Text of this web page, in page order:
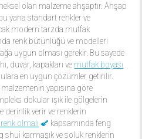
olan malzeme ahşaptır. Ahşap
yana standart renkler ve
modern tarzda mutfak
renk bütünlüğü ve modelleri
uygun olması gerekir. Bu sayede
duvar, kapakları ve mutfak boyası
en uygun çözümler getirilir.
yapısına göre
dokular ışık ile gölgelerin
derinlik verir ve renklerin
olmalı
kapsamında feng
shui karmaşık ve soluk renklerin